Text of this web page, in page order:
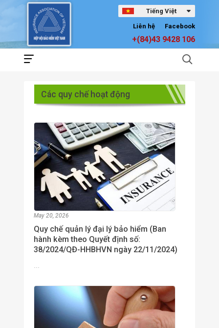
Tiếng Việt
Facebook
Liên hệ
+(84)43 9428 106
Các quy chế hoạt động
May 20, 2026
Quy chế quản lý đại lý bảo hiểm (Ban
hành kèm theo Quyết định số:
38/2024/QĐ-HHBHVN ngày 22/11/2024)